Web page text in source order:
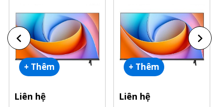
+ Thêm
Liên hệ
+ Thêm
Liên hệ